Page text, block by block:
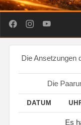
Die Ansetzungen
Die
DATUM
Es